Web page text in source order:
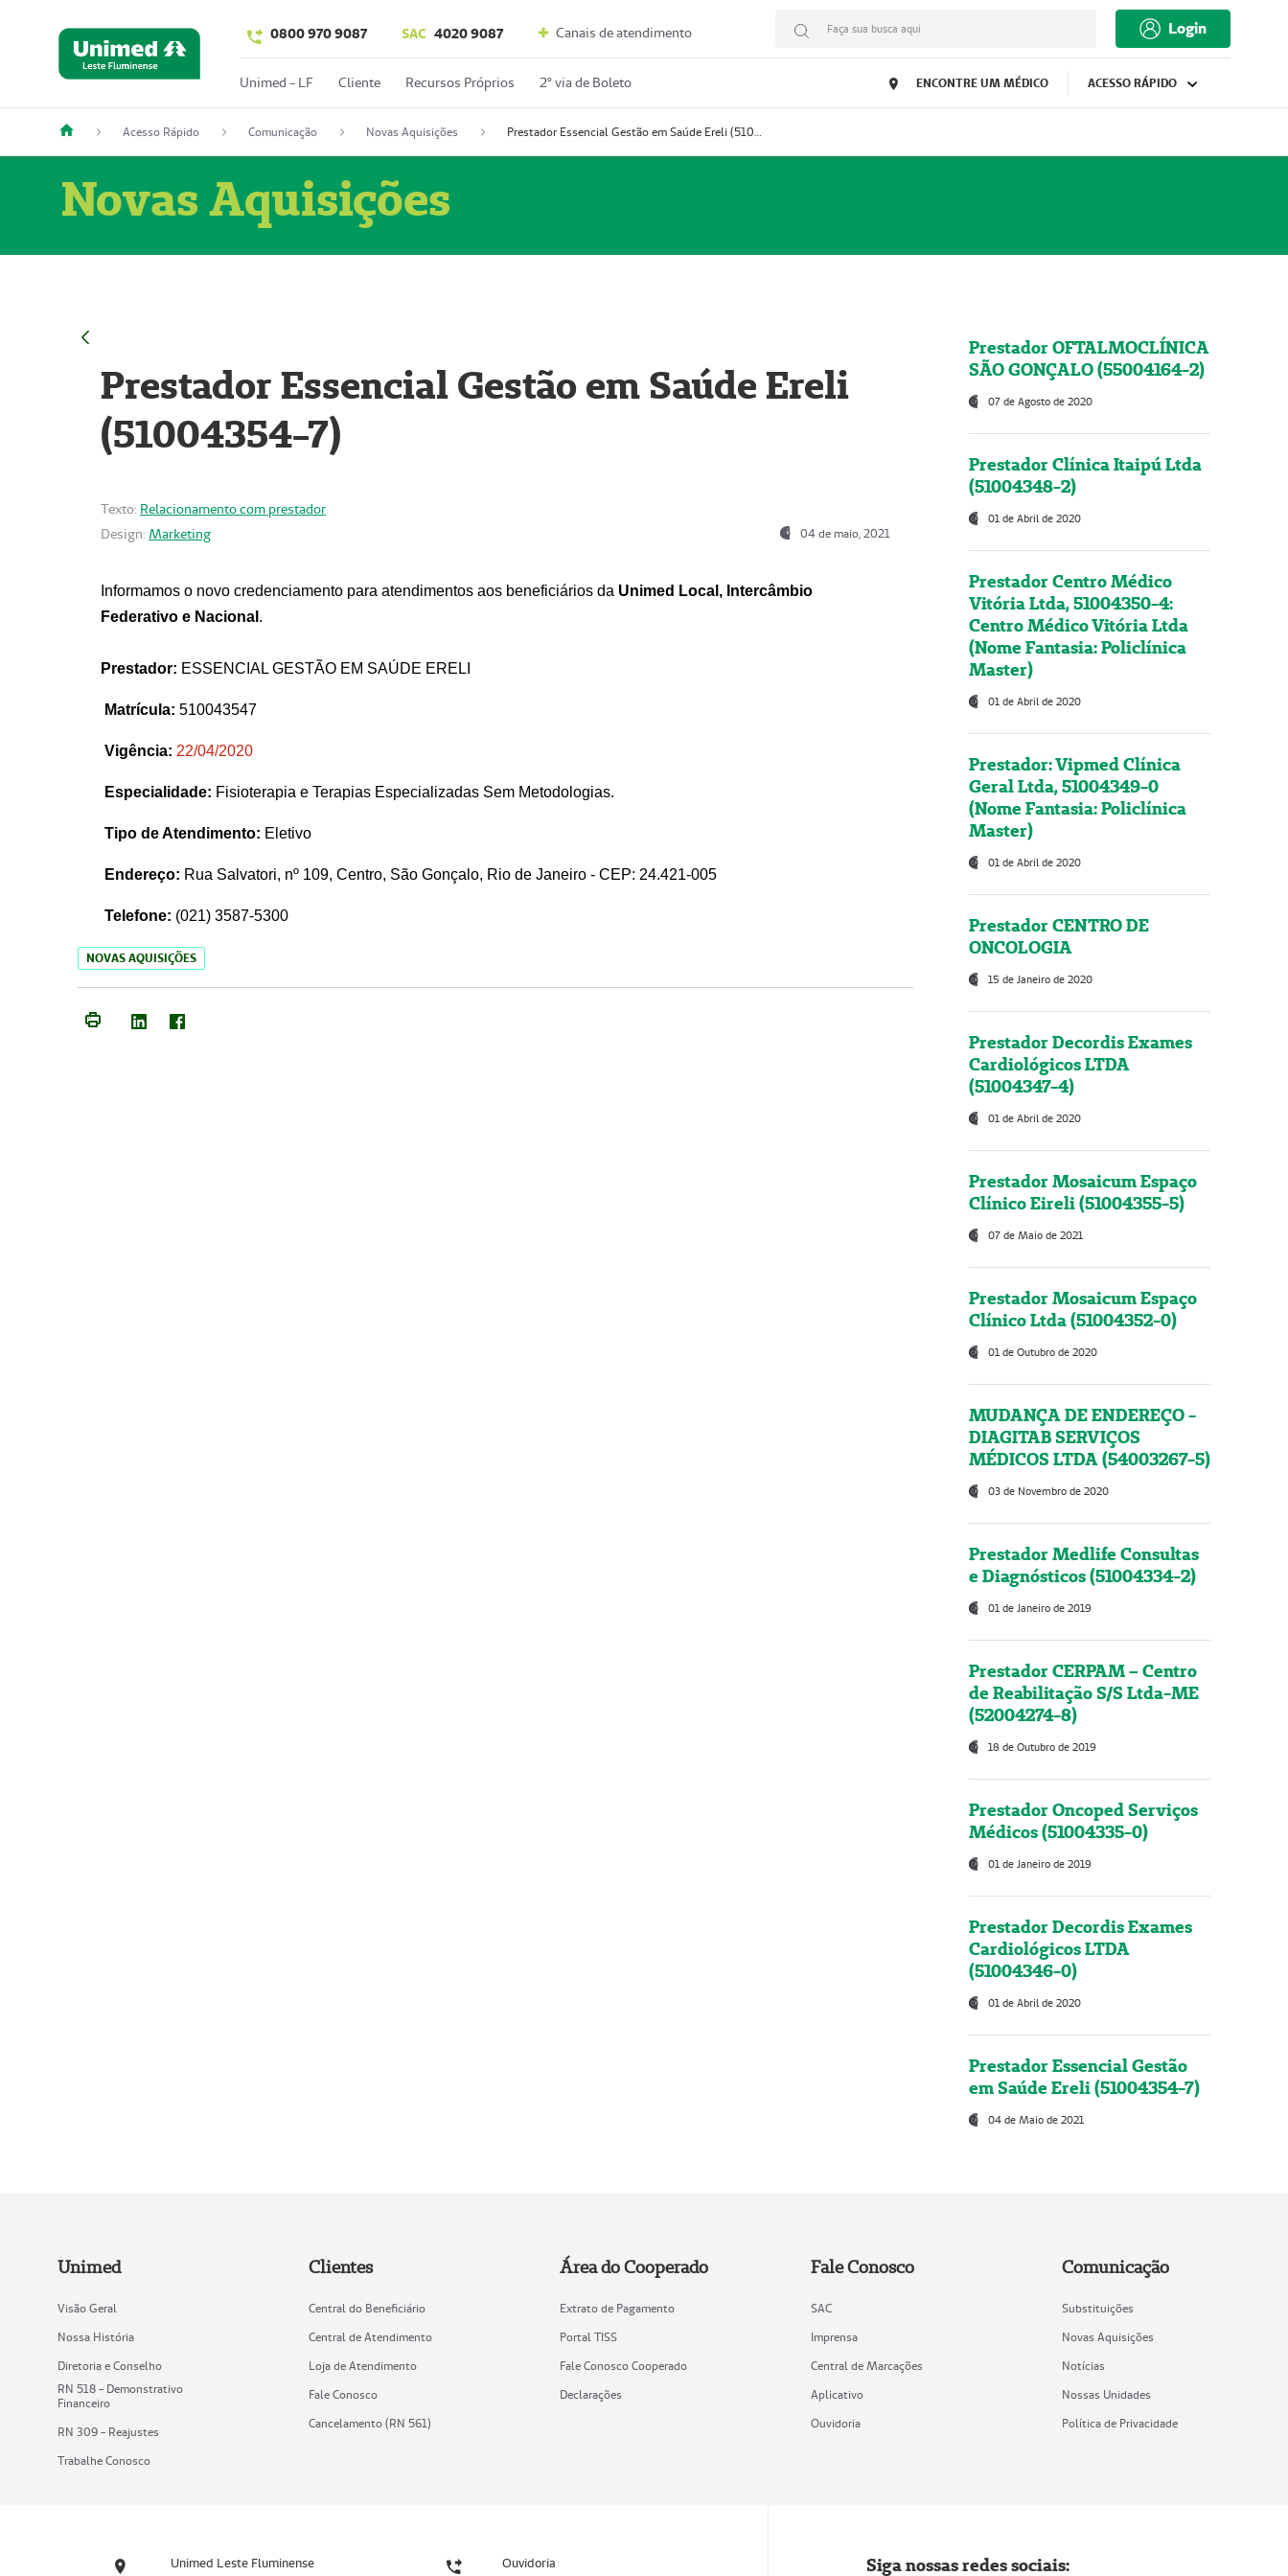
0800 970 9087 SAC 4020 9087 Canais de atendimento Faça sua busca aqui Login
Unimed - LF Cliente Recursos Próprios 2º via de Boleto ENCONTRE UM MÉDICO ACESSO RÁPIDO
Acesso Rápido Comunicação Novas Aquisições Prestador Essencial Gestão em Saúde Ereli (51004354-7)
Novas Aquisições
Prestador Essencial Gestão em Saúde Ereli
(51004354-7)
Texto: Relacionamento com prestador
Design: Marketing 04 de maio, 2021
Informamos o novo credenciamento para atendimentos aos beneficiários da Unimed Local, Intercâmbio
Federativo e Nacional .
Prestador: ESSENCIAL GESTÃO EM SAÚDE ERELI
Matrícula: 510043547
Vigência: 22/04/2020
Especialidade: Fisioterapia e Terapias Especializadas Sem Metodologias.
Tipo de Atendimento: Eletivo
Endereço: Rua Salvatori, nº 109, Centro, São Gonçalo, Rio de Janeiro - CEP: 24.421-005
Telefone: (021) 3587-5300
NOVAS AQUISIÇÕES
Prestador OFTALMOCLÍNICA
SÃO GONÇALO (55004164-2)
07 de Agosto de 2020
Prestador Clínica Itaipú Ltda
(51004348-2)
01 de Abril de 2020
Prestador Centro Médico
Vitória Ltda, 51004350-4:
Centro Médico Vitória Ltda
(Nome Fantasia: Policlínica
Master)
01 de Abril de 2020
Prestador: Vipmed Clínica
Geral Ltda, 51004349-0
(Nome Fantasia: Policlínica
Master)
01 de Abril de 2020
Prestador CENTRO DE
ONCOLOGIA
15 de Janeiro de 2020
Prestador Decordis Exames
Cardiológicos LTDA
(51004347-4)
01 de Abril de 2020
Prestador Mosaicum Espaço
Clínico Eireli (51004355-5)
07 de Maio de 2021
Prestador Mosaicum Espaço
Clínico Ltda (51004352-0)
01 de Outubro de 2020
MUDANÇA DE ENDEREÇO -
DIAGITAB SERVIÇOS
MÉDICOS LTDA (54003267-5)
03 de Novembro de 2020
Prestador Medlife Consultas
e Diagnósticos (51004334-2)
01 de Janeiro de 2019
Prestador CERPAM – Centro
de Reabilitação S/S Ltda-ME
(52004274-8)
18 de Outubro de 2019
Prestador Oncoped Serviços
Médicos (51004335-0)
01 de Janeiro de 2019
Prestador Decordis Exames
Cardiológicos LTDA
(51004346-0)
01 de Abril de 2020
Prestador Essencial Gestão
em Saúde Ereli (51004354-7)
04 de Maio de 2021
Unimed
Visão Geral
Nossa História
Diretoria e Conselho
RN 518 - Demonstrativo
Financeiro
RN 309 - Reajustes
Trabalhe Conosco
Clientes
Central do Beneficiário
Central de Atendimento
Loja de Atendimento
Fale Conosco
Cancelamento (RN 561)
Área do Cooperado
Extrato de Pagamento
Portal TISS
Fale Conosco Cooperado
Declarações
Fale Conosco
SAC
Imprensa
Central de Marcações
Aplicativo
Ouvidoria
Comunicação
Substituições
Novas Aquisições
Notícias
Nossas Unidades
Política de Privacidade
Unimed Leste Fluminense Ouvidoria Siga nossas redes sociais: